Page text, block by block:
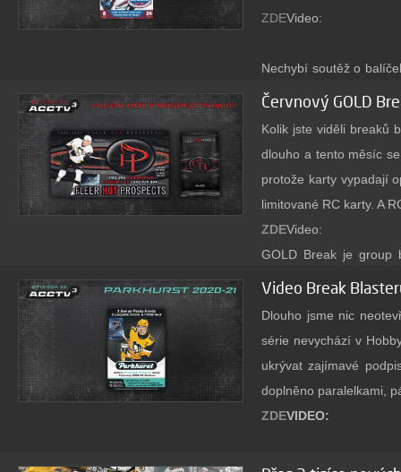
plastového obalu pro
každé strany prostor
Video:
ZDE
Nechybí soutěž o
webu. Soutěž končí za
Červnový GOLD
Kolik jste viděli breaků
dlouho a tento měsíc
protože karty vypadají
limitované RC karty. A
Video:
ZDE
GOLD Break je group
rozdělíme na týmy.
Video Break
Dlouho jsme nic
série nevychází v
ukrývat zajímavé
doplněno paralelkami,
VIDEO:
ZDE
Nechybí soutěž o